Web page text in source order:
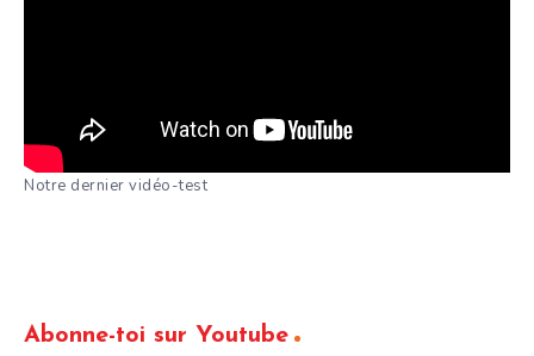
Notre dernier vidéo-test
Abonne-toi sur Youtube